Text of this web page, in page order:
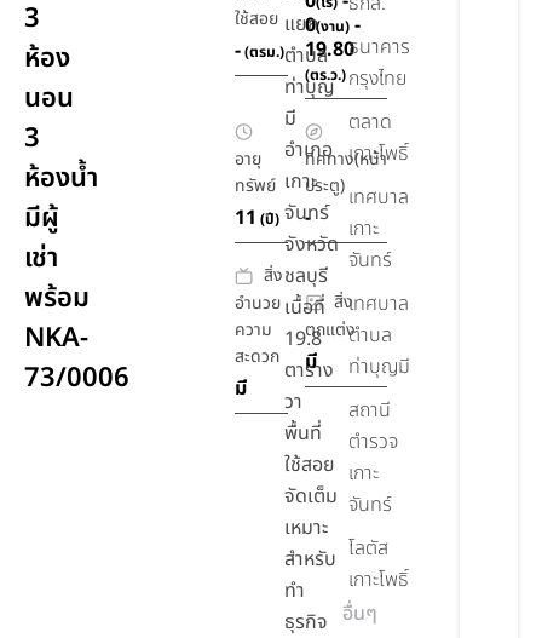
3
ห้อง
นอน
3
ห้องน้ำ
มีผู้
เช่า
พร้อม
NKA-
73/0006
ใช้สอย
-(ตรม.)
0(งาน)-
19.80
(ตร.ว.)
อายุ
ทรัพย์
11 (ปี)
ทิศทาง(หน้า
ประตู)
-
สิ่ง
อำนวย
ความ
สะดวก
มี
สิ่ง
ตกแต่ง
มี
แยก
ตำบล
ท่าบุญ
มี
อำเภอ
เกาะ
จันทร์
จังหวัด
ชลบุรี
เนื้อที่
19.8
ตาราง
วา
พื้นที่
ใช้สอย
จัดเต็ม
เหมาะ
สำหรับ
ทำ
ธุรกิจ
ธนาคาร
กรุงไทย
ตลาด
เกาะโพธิ์
เทศบาล
เกาะ
จันทร์
เทศบาล
ตำบล
ท่าบุญมี
สถานี
ตำรวจ
เกาะ
จันทร์
โลตัส
เกาะโพธิ์
อื่นๆ